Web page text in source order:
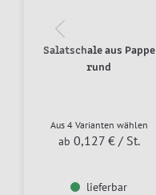
Salatschale aus Pappe
rund
Aus 4 Varianten wählen
ab 0,127 € / St.
lieferbar